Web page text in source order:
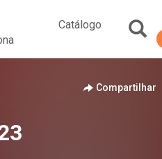
Catálogo
Compartilhar